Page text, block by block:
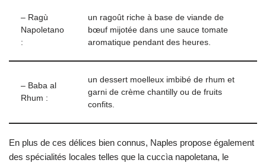
– Ragù
Napoletano
:
un ragoût riche à base de viande de
bœuf mijotée dans une sauce tomate
aromatique pendant des heures.
– Baba al
Rhum :
un dessert moelleux imbibé de rhum et
garni de crème chantilly ou de fruits
confits.
En plus de ces délices bien connus, Naples propose également
des spécialités locales telles que la cuccìa napoletana, le